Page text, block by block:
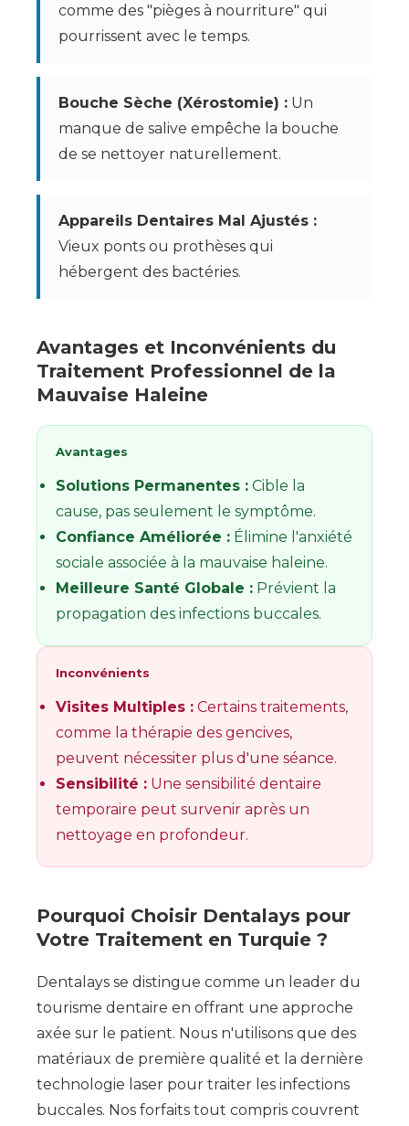
comme des "pièges à nourriture" qui
pourrissent avec le temps.
Bouche Sèche (Xérostomie) : Un
manque de salive empêche la bouche
de se nettoyer naturellement.
Appareils Dentaires Mal Ajustés :
Vieux ponts ou prothèses qui
hébergent des bactéries.
Avantages et Inconvénients du
Traitement Professionnel de la
Mauvaise Haleine
Avantages
Solutions Permanentes : Cible la
cause, pas seulement le symptôme.
Confiance Améliorée : Élimine l'anxiété
sociale associée à la mauvaise haleine.
Meilleure Santé Globale : Prévient la
propagation des infections buccales.
Inconvénients
Visites Multiples : Certains traitements,
comme la thérapie des gencives,
peuvent nécessiter plus d'une séance.
Sensibilité : Une sensibilité dentaire
temporaire peut survenir après un
nettoyage en profondeur.
Pourquoi Choisir Dentalays pour
Votre Traitement en Turquie ?
Dentalays se distingue comme un leader du
tourisme dentaire en offrant une approche
axée sur le patient. Nous n'utilisons que des
matériaux de première qualité et la dernière
technologie laser pour traiter les infections
buccales. Nos forfaits tout compris couvrent